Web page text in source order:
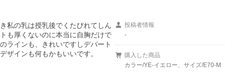
私の乳は授乳後でくたびれてしん
も厚くないのに本当に自胸だけで
ラインも、きれいですしデパート
ザインも何もかもいいです。
投稿者情報
-
購入した商品
カラー/YE-イエロー、サイズ/E70-M